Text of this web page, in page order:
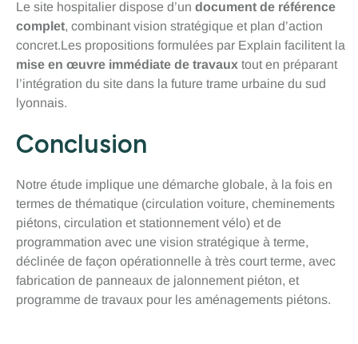
Le site hospitalier dispose d’un document de référence
complet, combinant vision stratégique et plan d’action
concret.Les propositions formulées par Explain facilitent la
mise en œuvre immédiate de travaux tout en préparant
l’intégration du site dans la future trame urbaine du sud
lyonnais.
Conclusion
Notre étude implique une démarche globale, à la fois en
termes de thématique (circulation voiture, cheminements
piétons, circulation et stationnement vélo) et de
programmation avec une vision stratégique à terme,
déclinée de façon opérationnelle à très court terme, avec
fabrication de panneaux de jalonnement piéton, et
programme de travaux pour les aménagements piétons.